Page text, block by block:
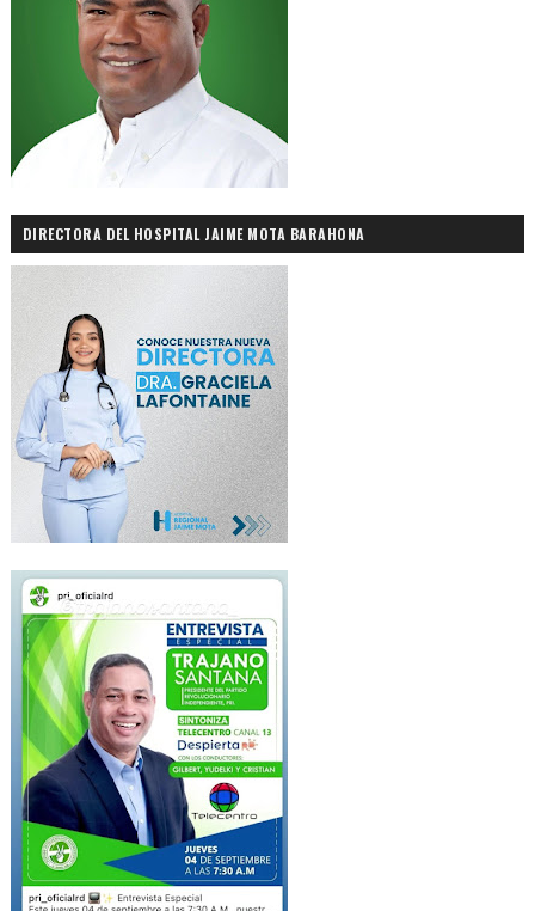
DIRECTORA DEL HOSPITAL JAIME MOTA BARAHONA